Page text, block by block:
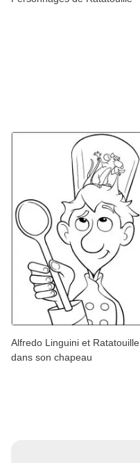
Alfredo Linguini et Ratatouille
dans son chapeau